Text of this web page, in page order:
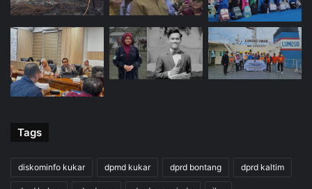
Tags
diskominfo kukar dpmd kukar dprd bontang dprd kaltim